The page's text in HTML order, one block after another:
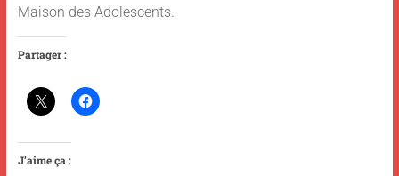
Maison des Adolescents.
Partager :
J’aime ça :